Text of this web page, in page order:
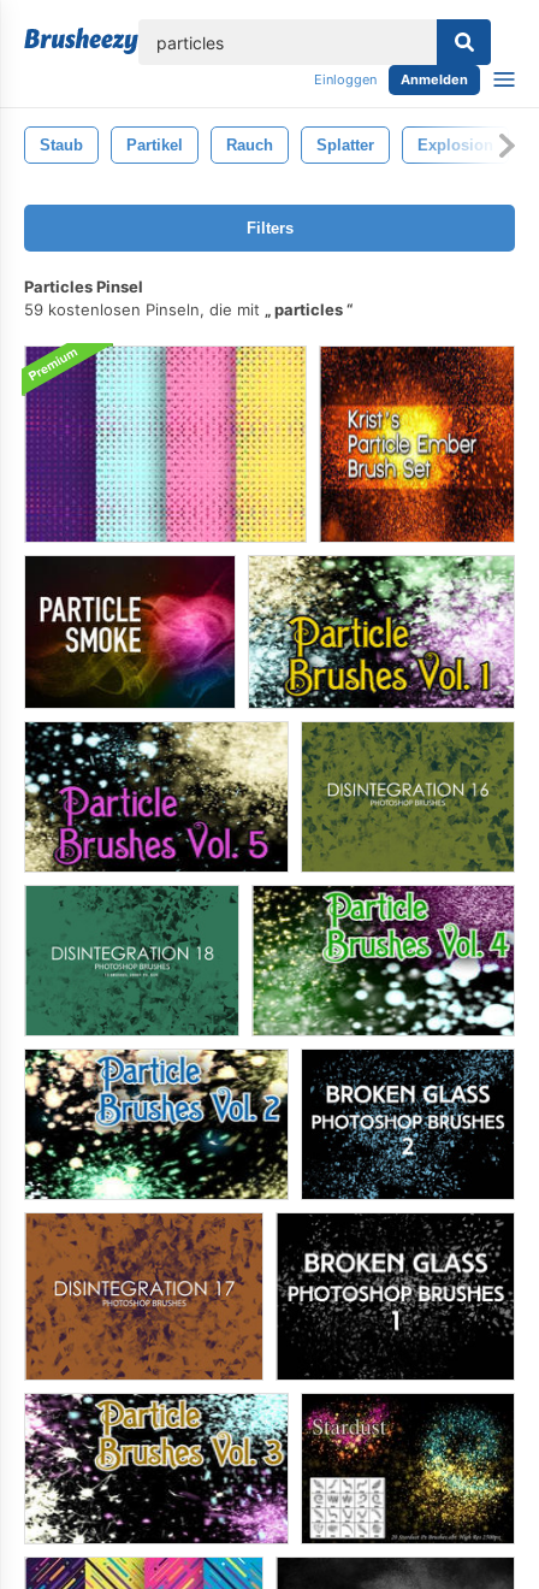
Einloggen Anmelden
Staub Partikel Rauch Splatter Explosion
Filters
Particles Pinsel
59 kostenlosen Pinseln, die mit
particles